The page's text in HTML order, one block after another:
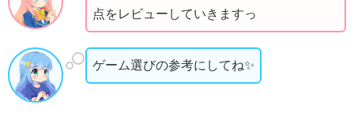
点をレビューしていきますっ
ゲーム選びの参考にしてね✨